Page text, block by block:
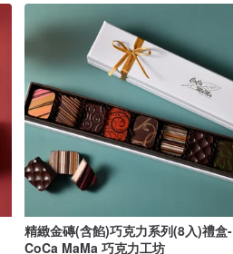
精緻金磚(含餡)巧克力系列(8入)禮盒-
CoCa MaMa 巧克力工坊